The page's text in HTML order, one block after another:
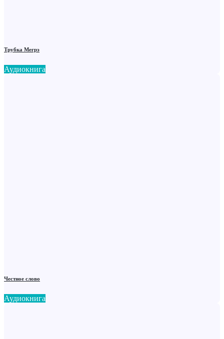
Трубка Мегрэ
Аудиокнига
Честное слово
Аудиокнига